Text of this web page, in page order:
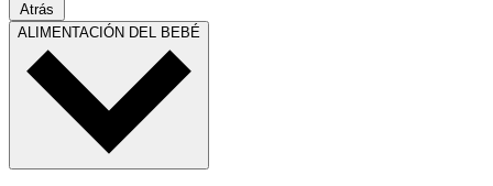
Atrás
ALIMENTACIÓN DEL BEBÉ